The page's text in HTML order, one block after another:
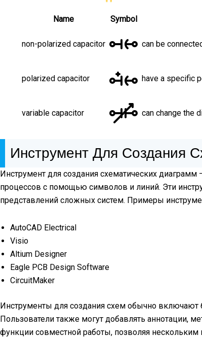
Name Symbol
non-polarized capacitor can be
polarized capacitor have a specific
variable capacitor can change the
Инструмент Для Создания
Инструмент для создания схематических
процессов с помощью символов и линий. Эти
представлений сложных систем. Примеры
AutoCAD Electrical
Visio
Altium Designer
Eagle PCB Design Software
CircuitMaker
Инструменты для создания схем обычно включают
Пользователи также могут добавлять аннотации,
функции совместной работы, позволяя